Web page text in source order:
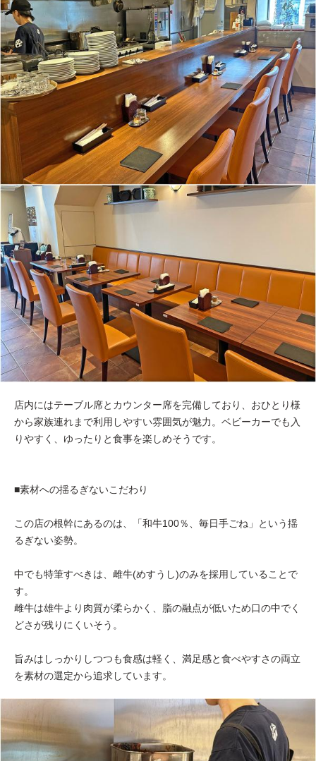
店内にはテーブル席とカウンター席を完備しており、おひとり様
から家族連れまで利用しやすい雰囲気が魅力。ベビーカーでも入
りやすく、ゆったりと食事を楽しめそうです。
■素材への揺るぎないこだわり
この店の根幹にあるのは、「和牛100％、毎日手ごね」という揺
るぎない姿勢。
中でも特筆すべきは、雌牛(めすうし)のみを採用していることで
す。
雌牛は雄牛より肉質が柔らかく、脂の融点が低いため口の中でく
どさが残りにくいそう。
旨みはしっかりしつつも食感は軽く、満足感と食べやすさの両立
を素材の選定から追求しています。